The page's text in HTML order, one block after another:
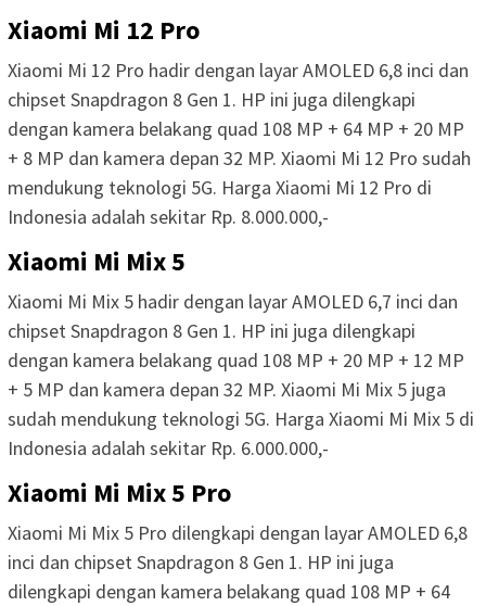
Xiaomi Mi 12 Pro
Xiaomi Mi 12 Pro hadir dengan layar AMOLED 6,8 inci dan
chipset Snapdragon 8 Gen 1. HP ini juga dilengkapi
dengan kamera belakang quad 108 MP + 64 MP + 20 MP
+ 8 MP dan kamera depan 32 MP. Xiaomi Mi 12 Pro sudah
mendukung teknologi 5G. Harga Xiaomi Mi 12 Pro di
Indonesia adalah sekitar Rp. 8.000.000,-
Xiaomi Mi Mix 5
Xiaomi Mi Mix 5 hadir dengan layar AMOLED 6,7 inci dan
chipset Snapdragon 8 Gen 1. HP ini juga dilengkapi
dengan kamera belakang quad 108 MP + 20 MP + 12 MP
+ 5 MP dan kamera depan 32 MP. Xiaomi Mi Mix 5 juga
sudah mendukung teknologi 5G. Harga Xiaomi Mi Mix 5 di
Indonesia adalah sekitar Rp. 6.000.000,-
Xiaomi Mi Mix 5 Pro
Xiaomi Mi Mix 5 Pro dilengkapi dengan layar AMOLED 6,8
inci dan chipset Snapdragon 8 Gen 1. HP ini juga
dilengkapi dengan kamera belakang quad 108 MP + 64